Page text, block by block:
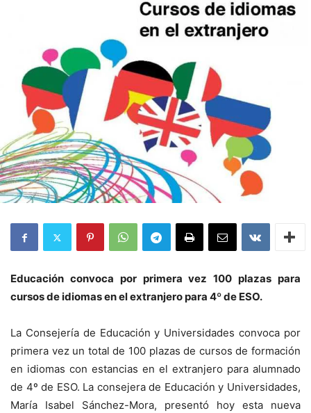
Educación convoca por primera vez 100 plazas para
cursos de idiomas en el extranjero para 4º de ESO.
La Consejería de Educación y Universidades convoca por
primera vez un total de 100 plazas de cursos de formación
en idiomas con estancias en el extranjero para alumnado
de 4º de ESO. La consejera de Educación y Universidades,
María Isabel Sánchez-Mora, presentó hoy esta nueva